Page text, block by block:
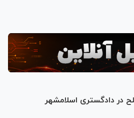
در دادگستری اسلامشهر